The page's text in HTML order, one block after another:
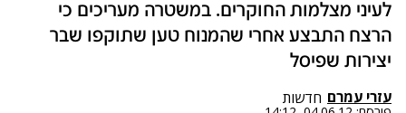
לעיני מצלמות החוקרים. במשטרה מעריכים כי
הרצח התבצע אחרי שהמנוח טען שתוקפו שבר
יצירות שפיסל
עזרי עמרם חדשות